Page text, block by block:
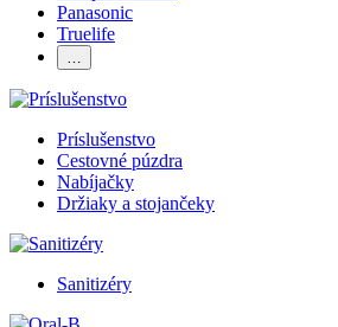
Panasonic
Truelife
…
Príslušenstvo
Cestovné púzdra
Nabíjačky
Držiaky a stojančeky
Sanitizéry